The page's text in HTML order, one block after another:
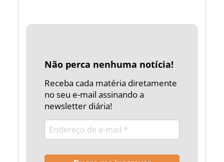
Não perca nenhuma notícia!
Receba cada matéria diretamente
no seu e-mail assinando a
newsletter diária!